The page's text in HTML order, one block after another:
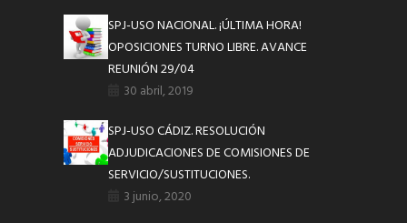
SPJ-USO NACIONAL. ¡ÚLTIMA HORA!
OPOSICIONES TURNO LIBRE. AVANCE
REUNIÓN 29/04
30 abril, 2019
SPJ-USO CÁDIZ. RESOLUCIÓN
ADJUDICACIONES DE COMISIONES DE
SERVICIO/SUSTITUCIONES.
3 junio, 2020